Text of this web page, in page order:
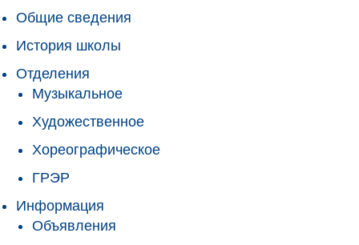
Общие сведения
История школы
Отделения
Музыкальное
Художественное
Хореографическое
ГРЭР
Информация
Объявления